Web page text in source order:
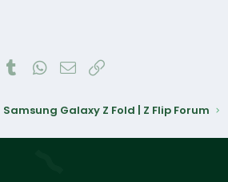
PinterestTumblrWhatsApp
E-Mail
Samsung Galaxy Z Fold | Z Flip Forum